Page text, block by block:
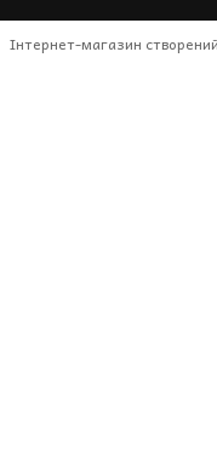
Інтернет-магазин